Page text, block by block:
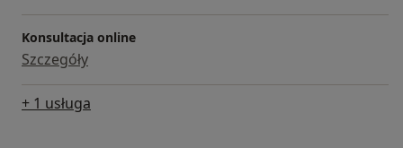
Konsultacja online
Szczegóły
+ 1 usługa